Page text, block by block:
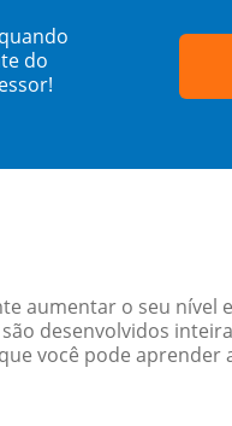
do
aumentar o seu nível
desenvolvidos
você pode aprender